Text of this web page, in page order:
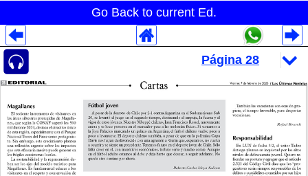
Go Back to current Ed.
Despliegues Analytics
Despliegues Totales
Despliegues por Rubros